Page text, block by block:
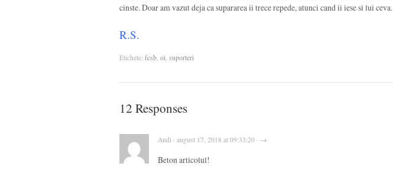
cinste. Doar am vazut deja ca supararea ii trece repede, atunci cand ii iese si lui ceva.
R.S.
Etichete: fcsb, oi, suporteri
12 Responses
Andi · august 17, 2018 at 09:33:20 · →
Beton articolul!